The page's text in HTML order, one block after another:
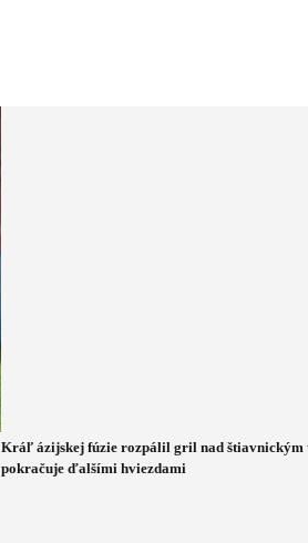
Kráľ ázijskej fúzie rozpálil gril nad štiavnickým
pokračuje ďalšími hviezdami